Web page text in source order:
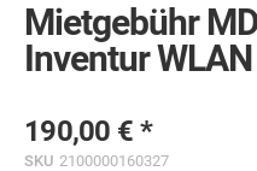
beginning
of
the
Mietgebühr
Inventur WLAN
190,00 €
SKU 2100000160327